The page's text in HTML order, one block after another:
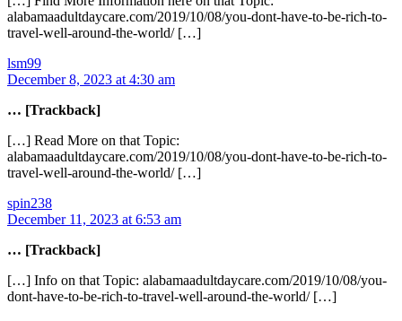
alabamaadultdaycare.com/2019/10/08/you-dont-have-to-be-rich-to-
travel-well-around-the-world/ […]
lsm99
December 8, 2023 at 4:30 am
… [Trackback]
[…] Read More on that Topic:
alabamaadultdaycare.com/2019/10/08/you-dont-have-to-be-rich-to-
travel-well-around-the-world/ […]
spin238
December 11, 2023 at 6:53 am
… [Trackback]
[…] Info on that Topic: alabamaadultdaycare.com/2019/10/08/you-
dont-have-to-be-rich-to-travel-well-around-the-world/ […]